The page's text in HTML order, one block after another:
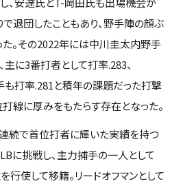
退団したこともあり、野手陣の顔ぶ
。その2022年には中川圭太内野手
に3番打者として打率.283、
も打率.281と積年の課題だった打撃
線に厚みをもたらす存在となった。
続で首位打者に輝いた実績を持つ
に挑戦し、主力捕手の一人として
使して移籍。リードオフマンとして